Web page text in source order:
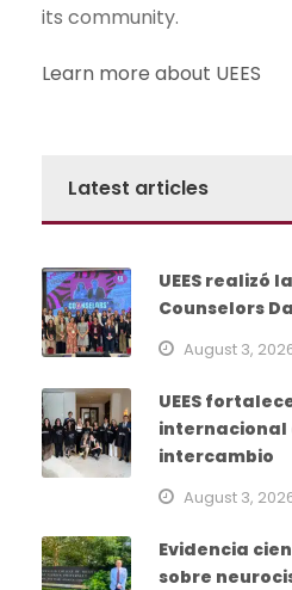
its community.
Learn more about UEES
Latest articles
UEES realizó
Counselors
August 3,
UEES
internacional
intercambio
August 3,
Evidencia
sobre